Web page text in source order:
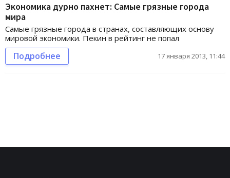
Экономика дурно пахнет: Самые грязные города
мира
Самые грязные города в странах, составляющих основу
мировой экономики. Пекин в рейтинг не попал
Подробнее 17 января 2013, 11:44